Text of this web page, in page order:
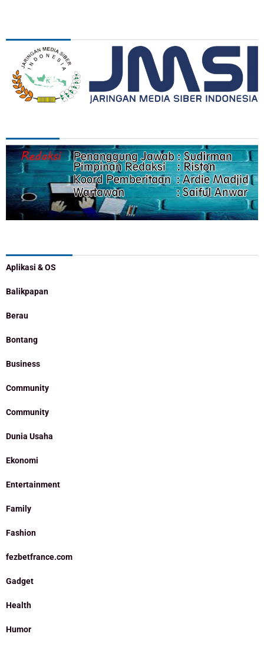
Aplikasi & OS
Balikpapan
Berau
Bontang
Business
Community
Community
Dunia Usaha
Ekonomi
Entertainment
Family
Fashion
fezbetfrance.com
Gadget
Health
Humor